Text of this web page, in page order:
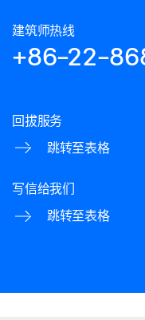
建筑师热线
+86-22-
回拔服务
跳转至表格
写信给我们
跳转至表格